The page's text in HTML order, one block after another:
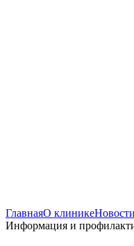
ГлавнаяО клиникеНовости
Информация и